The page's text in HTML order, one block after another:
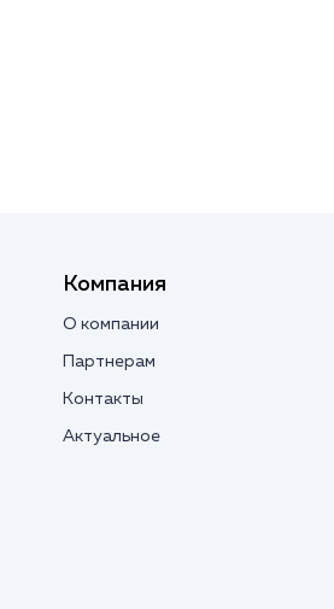
Компания
О компании
Партнерам
Контакты
Актуальное